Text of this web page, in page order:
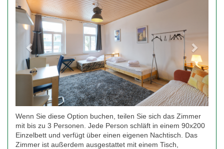
Wenn Sie diese Option buchen, teilen Sie sich das Zimmer
mit bis zu 3 Personen. Jede Person schläft in einem 90x200
Einzelbett und verfügt über einen eigenen Nachtisch. Das
Zimmer ist außerdem ausgestattet mit einem Tisch,